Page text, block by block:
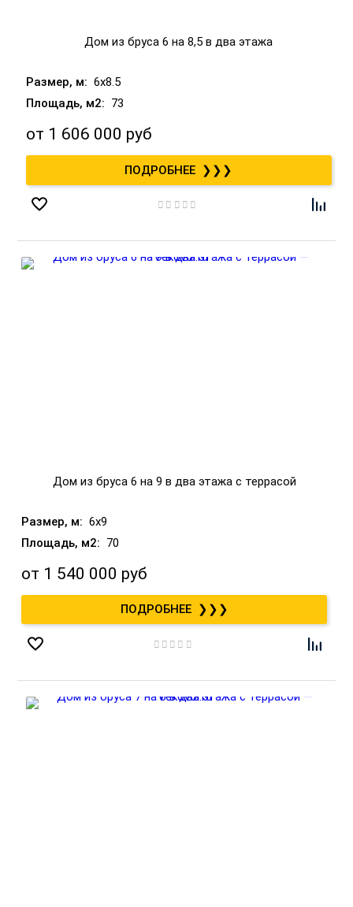
Дом из бруса 6 на 8,5 в два этажа
6x8.5
73
от 1 606 000 руб
❯❯❯
Дом из бруса 6 на 9 в два этажа с террасой
6x9
70
от 1 540 000 руб
❯❯❯